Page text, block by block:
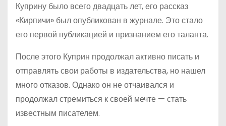
Куприну было всего двадцать лет, его рассказ
«Кирпичи» был опубликован в журнале. Это стало
его первой публикацией и признанием его таланта.
После этого Куприн продолжал активно писать и
отправлять свои работы в издательства, но нашел
много отказов. Однако он не отчаивался и
продолжал стремиться к своей мечте — стать
известным писателем.